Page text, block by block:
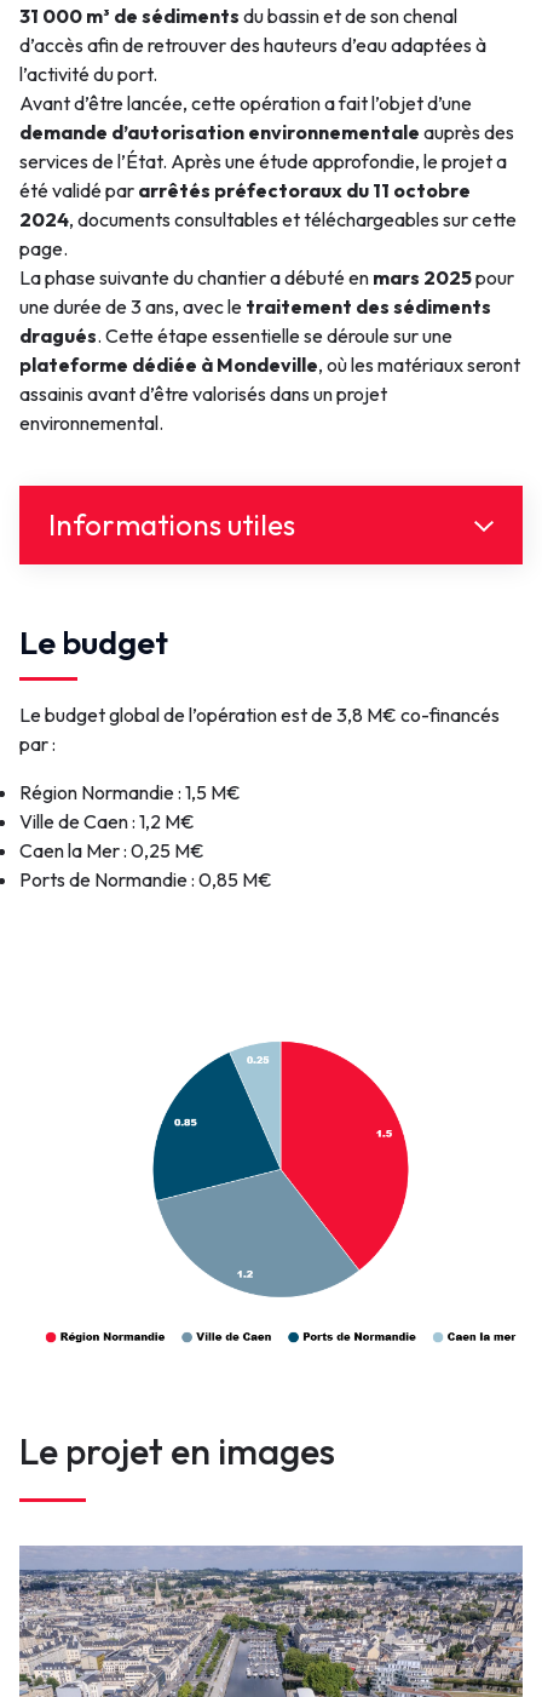
31 000 m³ de sédiments du bassin et de son chenal
d’accès afin de retrouver des hauteurs d’eau adaptées à
l’activité du port.
Avant d’être lancée, cette opération a fait l’objet d’une
demande d’autorisation environnementale auprès des
services de l’État. Après une étude approfondie, le projet a
été validé par arrêtés préfectoraux du 11 octobre
2024, documents consultables et téléchargeables sur cette
page.
La phase suivante du chantier a débuté en mars 2025pour
une durée de 3 ans, avec le traitement des sédiments
dragués. Cette étape essentielle se déroule sur une
plateforme dédiée à Mondeville, où les matériaux seront
assainis avant d’être valorisés dans un projet
environnemental.
Informations utiles
Cliquez pour télécharger
sédiments.pdf (2.72 Mo)
Document
Dragage
gestion-
sédiments.pdf
20241011-ARRETE-PREFECTORAL-
Document
Ports de
Normandie
- AP
DDTM.pdf
20241011-ARRETE-PREFECTORAL-
DREAL (3.44 Mo)
Document
20241011 -
Ports de
Normandie
- AP
Liens
Nautisme Caen Ouistreham
contact@portsdenormandie.fr
Le budget
Le budget global de l’opération est de 3,8 M€ co-financés
par :
Région Normandie : 1,5 M€
Ville de Caen : 1,2 M€
Caen la Mer : 0,25 M€
Ports de Normandie : 0,85 M€
Le projet en images